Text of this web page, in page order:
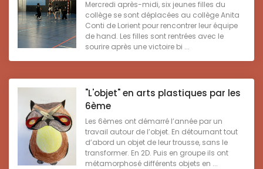
Mercredi après-midi, six jeunes filles du
collège se sont déplacées au collège Anita
Conti de Lorient pour rencontrer leur équipe
de hand. Les filles sont rentrées avec le
sourire après une victoire bi ...
"L'objet" en arts plastiques par les
6ème
Les 6èmes ont démarré l’année par un
travail autour de l’objet. En détournant tout
d’abord un objet de leur trousse, sans le
transformer. En 2D. Puis en groupe ils ont
métamorphosé différents objets en ...